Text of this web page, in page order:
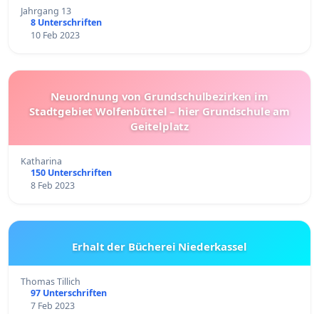
Jahrgang 13
8 Unterschriften
10 Feb 2023
Neuordnung von Grundschulbezirken im
Stadtgebiet Wolfenbüttel – hier Grundschule am
Geitelplatz
Katharina
150 Unterschriften
8 Feb 2023
Erhalt der Bücherei Niederkassel
Thomas Tillich
97 Unterschriften
7 Feb 2023